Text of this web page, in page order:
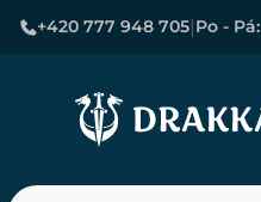
+420 777 948 705|Po -